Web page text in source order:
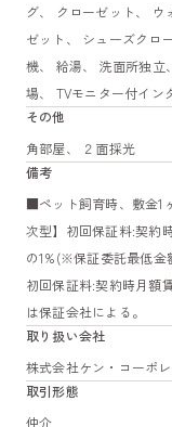
グ、 クローゼット、
ゼット、 シューズクロ
機、 給湯、 洗面所独立
場、 TVモニター付イン
その他
角部屋、 ２面採光
備考
■ペット飼育時、敷金1
次型】初回保証料:契約
の1%(※保証委託最低
初回保証料:契約時月額
は保証会社による。
取り扱い会社
株式会社ケン・コーポ
取引形態
仲介